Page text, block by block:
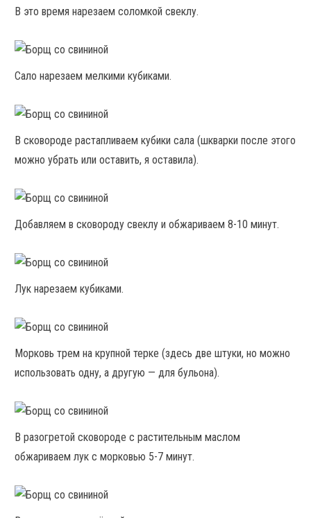
В это время нарезаем соломкой свеклу.
Сало нарезаем мелкими кубиками.
В сковороде растапливаем кубики сала (шкварки после этого
можно убрать или оставить, я оставила).
Добавляем в сковороду свеклу и обжариваем 8-10 минут.
Лук нарезаем кубиками.
Морковь трем на крупной терке (здесь две штуки, но можно
использовать одну, а другую — для бульона).
В разогретой сковороде с растительным маслом
обжариваем лук с морковью 5-7 минут.